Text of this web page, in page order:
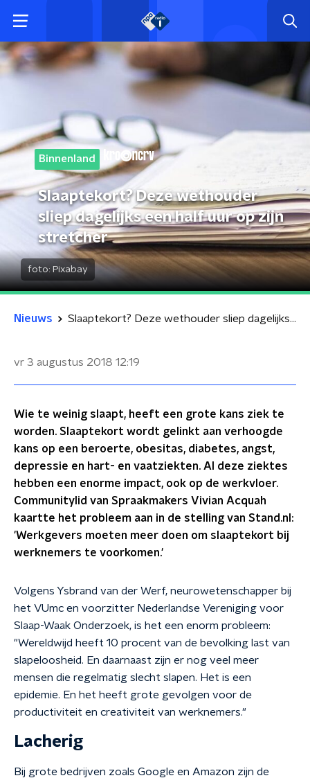
Binnenland
Slaaptekort? Deze wethouder
sliep dagelijks een half uur op zijn
stretcher
foto: Pixabay
Nieuws Slaaptekort? Deze wethouder sliep dagelijks een half uur op zijn stretcher
vr 3 augustus 2018 12:19
Wie te weinig slaapt, heeft een grote kans ziek te
worden. Slaaptekort wordt gelinkt aan verhoogde
kans op een beroerte, obesitas, diabetes, angst,
depressie en hart- en vaatziekten. Al deze ziektes
hebben een enorme impact, ook op de werkvloer.
Communitylid van Spraakmakers Vivian Acquah
kaartte het probleem aan in de stelling van Stand.nl:
'Werkgevers moeten meer doen om slaaptekort bij
werknemers te voorkomen.'
Volgens Ysbrand van der Werf, neurowetenschapper bij
het VUmc en voorzitter Nederlandse Vereniging voor
Slaap-Waak Onderzoek, is het een enorm probleem:
"Wereldwijd heeft 10 procent van de bevolking last van
slapeloosheid. En daarnaast zijn er nog veel meer
mensen die regelmatig slecht slapen. Het is een
epidemie. En het heeft grote gevolgen voor de
productiviteit en creativiteit van werknemers."
Lacherig
Bij grote bedrijven zoals Google en Amazon zijn de